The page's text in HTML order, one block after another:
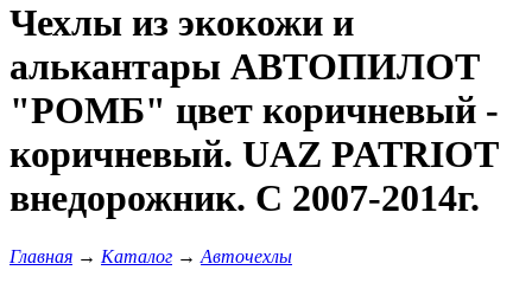
Чехлы из экокожи и
алькантары АВТОПИЛОТ
"РОМБ" цвет коричневый -
коричневый. UAZ PATRIOT
внедорожник. С 2007-2014г.
Главная → Каталог → Авточехлы